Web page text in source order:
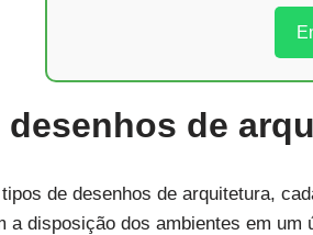
desenhos de
de desenhos de arquitetura,
a disposição dos ambientes em